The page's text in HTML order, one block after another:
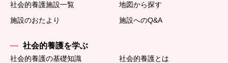
社会的養護施設一覧
地図から探す
施設のおたより
施設へのQ&A
社会的養護を学ぶ
社会的養護の基礎知識
社会的養護とは